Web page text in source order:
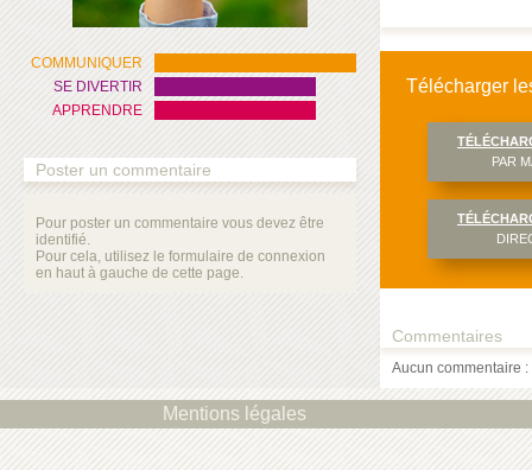
COMMUNIQUER
SE DIVERTIR
APPRENDRE
Poster un commentaire
Pour poster un commentaire vous devez être
identifié.
Pour cela, utilisez le formulaire de connexion
en haut à gauche de cette page.
Vous
recherche «
Télécharger
PAR
Commentaires
Aucun commentaire
Mentions légales